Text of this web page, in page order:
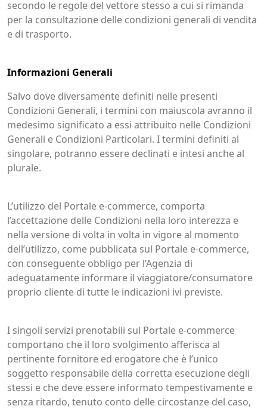
secondo le regole del vettore stesso a cui si rimanda
per la consultazione delle condizioni generali di vendita
e di trasporto.
Informazioni Generali
Salvo dove diversamente definiti nelle presenti
Condizioni Generali, i termini con maiuscola avranno il
medesimo significato a essi attribuito nelle Condizioni
Generali e Condizioni Particolari. I termini definiti al
singolare, potranno essere declinati e intesi anche al
plurale.
L’utilizzo del Portale e-commerce, comporta
l’accettazione delle Condizioni nella loro interezza e
nella versione di volta in volta in vigore al momento
dell’utilizzo, come pubblicata sul Portale e-commerce,
con conseguente obbligo per l’Agenzia di
adeguatamente informare il viaggiatore/consumatore
proprio cliente di tutte le indicazioni ivi previste.
I singoli servizi prenotabili sul Portale e-commerce
comportano che il loro svolgimento afferisca al
pertinente fornitore ed erogatore che è l’unico
soggetto responsabile della corretta esecuzione degli
stessi e che deve essere informato tempestivamente e
senza ritardo, tenuto conto delle circostanze del caso,